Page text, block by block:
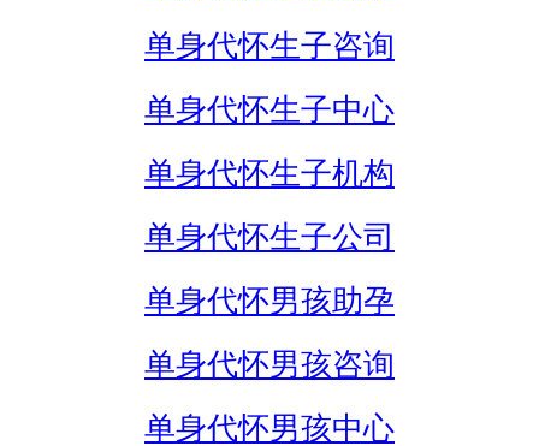
单身代怀生子咨询
单身代怀生子中心
单身代怀生子机构
单身代怀生子公司
单身代怀男孩助孕
单身代怀男孩咨询
单身代怀男孩中心